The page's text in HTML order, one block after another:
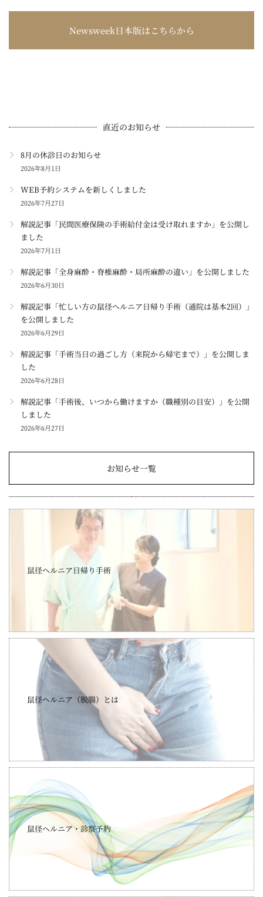
Newsweek日本版はこちらから
直近のお知らせ
8月の休診日のお知らせ
2026年8月1日
WEB予約システムを新しくしました
2026年7月27日
解説記事「民間医療保険の手術給付金は受け取れますか」を公開し
ました
2026年7月1日
解説記事「全身麻酔・脊椎麻酔・局所麻酔の違い」を公開しました
2026年6月30日
解説記事「忙しい方の鼠径ヘルニア日帰り手術（通院は基本2回）」
を公開しました
2026年6月29日
解説記事「手術当日の過ごし方（来院から帰宅まで）」を公開しま
した
2026年6月28日
解説記事「手術後、いつから働けますか（職種別の目安）」を公開
しました
2026年6月27日
お知らせ一覧
鼠径ヘルニア日帰り手術
鼠径ヘルニア（脱腸）とは
鼠径ヘルニア・診察予約